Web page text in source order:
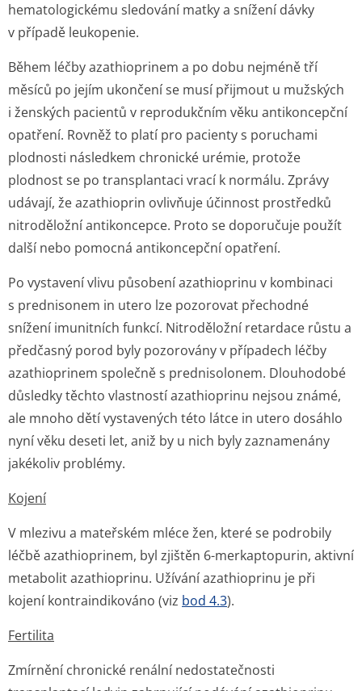
hematologickému sledování matky a snížení dávky
v případě leukopenie.
Během léčby azathioprinem a po dobu nejméně tří
měsíců po jejím ukončení se musí přijmout u mužských
i ženských pacientů v reprodukčním věku antikoncepční
opatření. Rovněž to platí pro pacienty s poruchami
plodnosti následkem chronické urémie, protože
plodnost se po transplantaci vrací k normálu. Zprávy
udávají, že azathioprin ovlivňuje účinnost prostředků
nitroděložní antikoncepce. Proto se doporučuje použít
další nebo pomocná antikoncepční opatření.
Po vystavení vlivu působení azathioprinu v kombinaci
s prednisonem in utero lze pozorovat přechodné
snížení imunitních funkcí. Nitroděložní retardace růstu a
předčasný porod byly pozorovány v případech léčby
azathioprinem společně s prednisolonem. Dlouhodobé
důsledky těchto vlastností azathioprinu nejsou známé,
ale mnoho dětí vystavených této látce in utero dosáhlo
nyní věku deseti let, aniž by u nich byly zaznamenány
jakékoliv problémy.
Kojení
V mlezivu a mateřském mléce žen, které se podrobily
léčbě azathioprinem, byl zjištěn 6-merkaptopurin, aktivní
metabolit azathioprinu. Užívání azathioprinu je při
kojení kontraindikováno (viz bod 4.3).
Fertilita
Zmírnění chronické renální nedostatečnosti